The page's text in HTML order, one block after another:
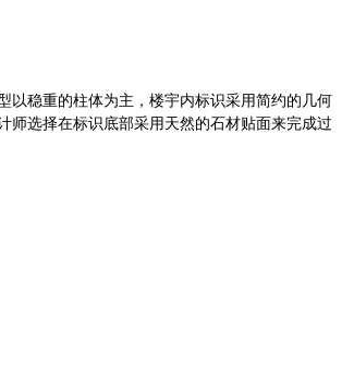
以稳重的柱体为主，楼宇内标识采用简约的几何
师选择在标识底部采用天然的石材贴面来完成过